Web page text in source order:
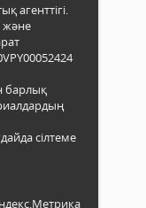
агенттігі.
және
барлық
сілтеме